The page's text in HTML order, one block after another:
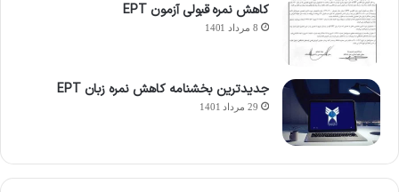
کاهش نمره قبولی آزمون EPT
8 مرداد 1401
جدیدترین بخشنامه کاهش نمره زبان EPT
29 مرداد 1401